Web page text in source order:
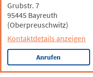
Grubstr. 7
95445 Bayreuth
(Oberpreuschwitz)
Kontaktdetails anzeigen
Anrufen